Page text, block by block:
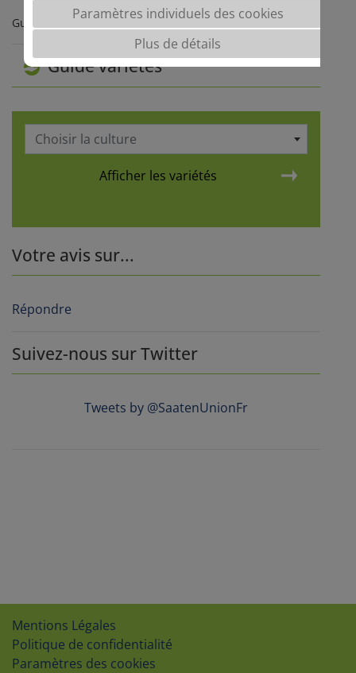
Guide Grandes Cultures 2026-2027
Guide variétés
Choisir la culture
Afficher les variétés
Votre avis sur...
Répondre
Suivez-nous sur Twitter
Tweets by @SaatenUnionFr
Paramètres individuels des cookies
Plus de détails
Mentions Légales
Politique de confidentialité
Paramètres des cookies